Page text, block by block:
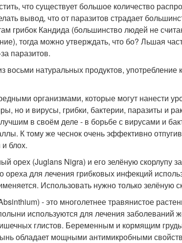
что существует большое количество
вывод, что от паразитов страдает
грибок Кандида (большинство людей не
тогда можно утверждать, что бо? Льшая
паразитов.
восьми натуральных продуктов,
организмами, которые могут нанести
но и вирусы, грибки, бактерии, паразиты и
в своём деле - в борьбе с вирусами и
К тому же чеснок очень эффективно
блох.
орех (Juglans Nigra) и его зелёную скорлупу
ореха для лечения грибковых инфекций
Использовать нужно только зелёную
- это многолетнее травянистое
используются для лечения заболеваний
глистов. Беременным и кормящим
обладает мощными антимикробными